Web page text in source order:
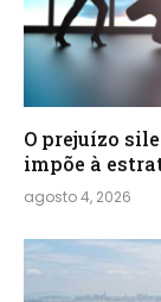
O prejuízo
impõe à
agosto 4, 2026